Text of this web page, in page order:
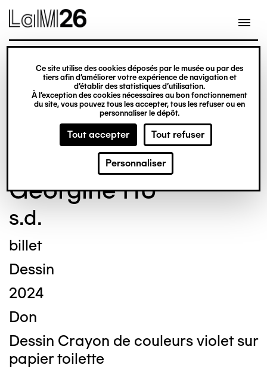
Gestion des cookies
Ce site utilise des cookies déposés par le musée ou par des
tiers afin d’améliorer votre expérience de navigation et
d’établir des statistiques d’utilisation.
À l’exception des cookies nécessaires au bon fonctionnement
du site, vous pouvez tous les accepter, tous les refuser ou en
personnaliser le dépôt.
Tout accepter Tout refuser
Personnaliser
contenu
© Crédit photo : Nicolas Dewitte/LaM Lille
métropole musée d’art moderne d’art
contemporain et d’art brut
Georgine HU
s.d.
billet
Dessin
2024
Don
Dessin Crayon de couleurs violet sur
papier toilette